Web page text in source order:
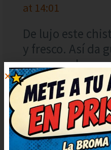
at 14:01
De lujo este
y fresco. Así da
y con mucha
ingenioso y
¡enhorabuena!
reenvío porque
compartido.